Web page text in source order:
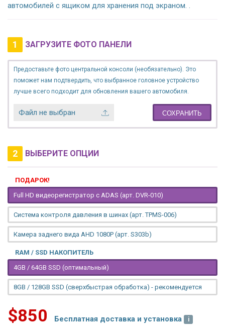
автомобилей с ящиком для хранения под экраном. .
1 ЗАГРУЗИТЕ ФОТО ПАНЕЛИ
Предоставьте фото центральной консоли (необязательно). Это
поможет нам подтвердить, что выбранное головное устройство
лучше всего подходит для обновления вашего автомобиля.
Файл не выбран СОХРАНИТЬ
2 ВЫБЕРИТЕ ОПЦИИ
ПОДАРОК!
Full HD видеорегистратор с ADAS (арт. DVR-010)
Система контроля давления в шинах (арт. TPMS-006)
Камера заднего вида AHD 1080P (арт. S303b)
RAM / SSD НАКОПИТЕЛЬ
4GB / 64GB SSD (оптимальный)
8GB / 128GB SSD (сверхбыстрая обработка) - рекомендуется
$850 Бесплатная доставка и установка